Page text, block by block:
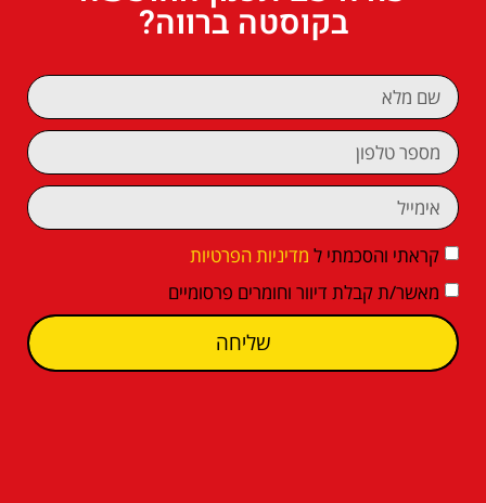
בקוסטה ברווה?
קראתי והסכמתי ל מדיניות הפרטיות
מאשר/ת קבלת דיוור וחומרים פרסומיים
שליחה